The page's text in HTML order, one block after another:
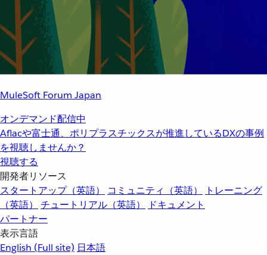
MuleSoft Forum Japan
オンデマンド配信中
Aflacや富士通、ポリプラスチックスが推進しているDXの事例
を視聴しませんか？
視聴する
開発者リソース
スタートアップ（英語）
コミュニティ（英語）
トレーニング
（英語）
チュートリアル（英語）
ドキュメント
パートナー
表示言語
English (Full site) 日本語